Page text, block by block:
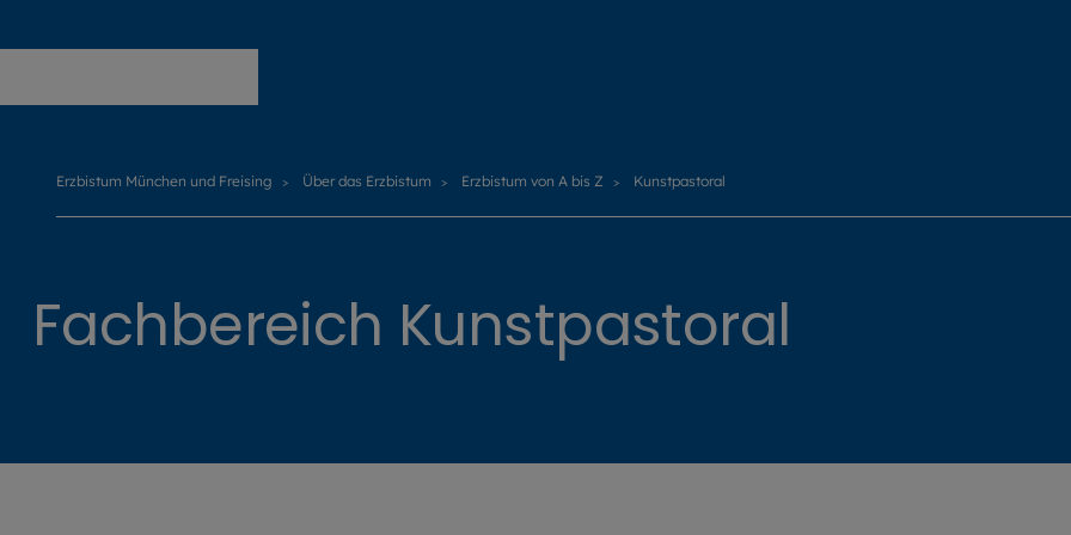
Erzbistum München und Freising Über das Erzbistum Erzbistum von A bis Z Kunstpastoral
Fachbereich Kunstpastoral